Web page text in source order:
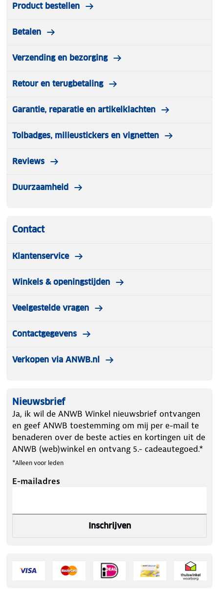
Product bestellen
Betalen
Verzending en bezorging
Retour en terugbetaling
Garantie, reparatie en artikelklachten
Tolbadges, milieustickers en vignetten
Reviews
Duurzaamheid
Contact
Klantenservice
Winkels & openingstijden
Veelgestelde vragen
Contactgegevens
Verkopen via ANWB.nl
Nieuwsbrief
Ja, ik wil de ANWB Winkel nieuwsbrief ontvangen
en geef ANWB toestemming om mij per e-mail te
benaderen over de beste acties en kortingen uit de
ANWB (web)winkel en ontvang 5.- cadeautegoed.*
*Alleen voor leden
E-mailadres
Inschrijven